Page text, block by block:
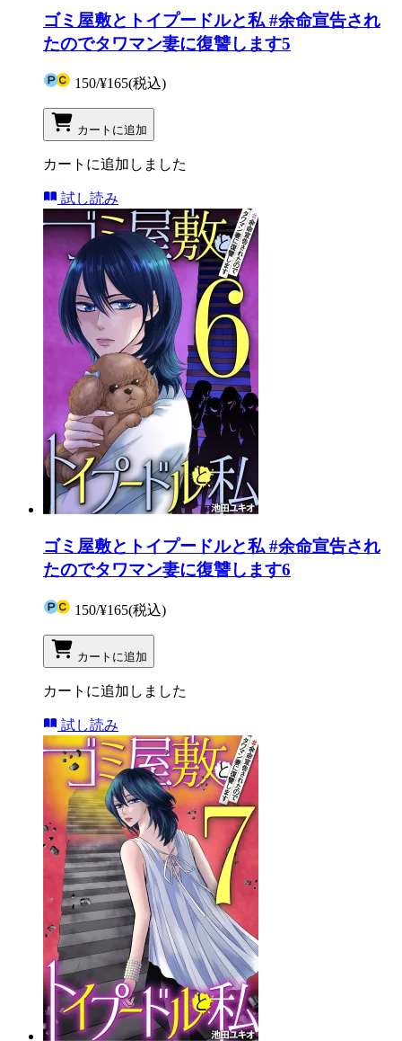
ゴミ屋敷とトイプードルと私 #余命宣告され
たのでタワマン妻に復讐します5
150/¥165(税込)
カートに追加
カートに追加しました
試し読み
ゴミ屋敷とトイプードルと私 #余命宣告され
たのでタワマン妻に復讐します6
150/¥165(税込)
カートに追加
カートに追加しました
試し読み